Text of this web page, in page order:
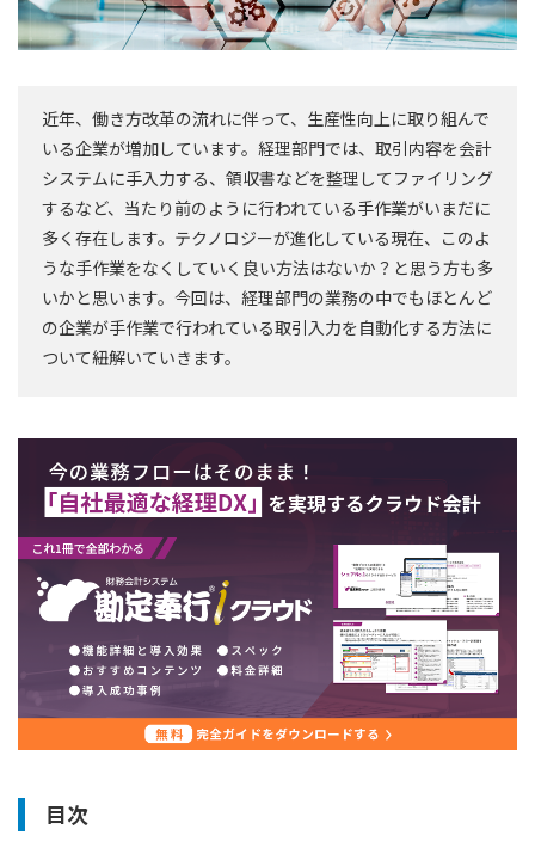
近年、働き方改革の流れに伴って、生産性向上に取り組んで
いる企業が増加しています。経理部門では、取引内容を会計
システムに手入力する、領収書などを整理してファイリング
するなど、当たり前のように行われている手作業がいまだに
多く存在します。テクノロジーが進化している現在、このよ
うな手作業をなくしていく良い方法はないか？と思う方も多
いかと思います。今回は、経理部門の業務の中でもほとんど
の企業が手作業で行われている取引入力を自動化する方法に
ついて紐解いていきます。
目次